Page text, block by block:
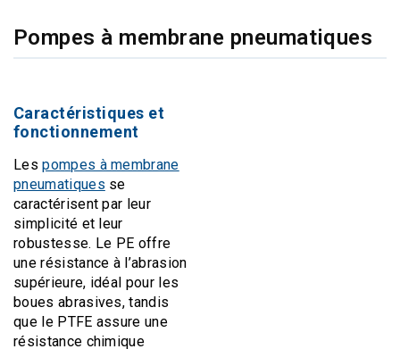
Pompes à membrane pneumatiques
Caractéristiques et
fonctionnement
Lespompes à membrane
pneumatiques se
caractérisent par leur
simplicité et leur
robustesse. Le PE offre
une résistance à l’abrasion
supérieure, idéal pour les
boues abrasives, tandis
que le PTFE assure une
résistance chimique